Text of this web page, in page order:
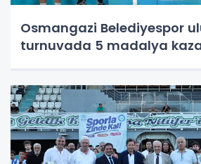
Osmangazi Belediyespor
turnuvada 5 madalya